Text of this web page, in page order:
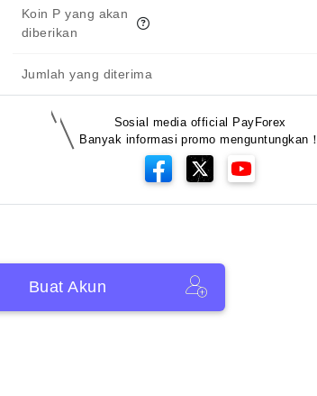
Koin P yang akan
diberikan
Jumlah yang diterima
Sosial media official PayForex
Banyak informasi promo menguntungkan！
Buat Akun